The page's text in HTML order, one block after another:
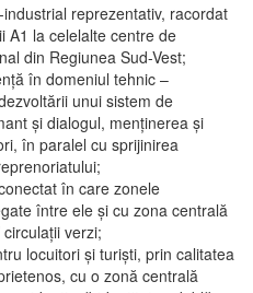
reprezentativ, racordat
A1 la celelalte centre de
din Regiunea Sud-Vest;
în domeniul tehnic –
unui sistem de
şi dialogul, menţinerea şi
în paralel cu sprijinirea
în care zonele
între ele şi cu zona centrală
verzi;
locuitori şi turişti, prin calitatea
cu o zonă centrală